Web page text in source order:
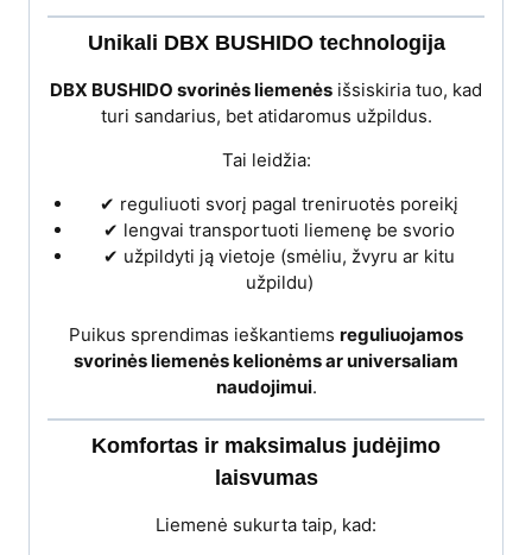
Unikali DBX BUSHIDO technologija
DBX BUSHIDO svorinės liemenės išsiskiria tuo, kad
turi sandarius, bet atidaromus užpildus.
Tai leidžia:
✔ reguliuoti svorį pagal treniruotės poreikį
✔ lengvai transportuoti liemenę be svorio
✔ užpildyti ją vietoje (smėliu, žvyru ar kitu
užpildu)
Puikus sprendimas ieškantiems reguliuojamos
svorinės liemenės kelionėms ar universaliam
naudojimui.
Komfortas ir maksimalus judėjimo
laisvumas
Liemenė sukurta taip, kad: